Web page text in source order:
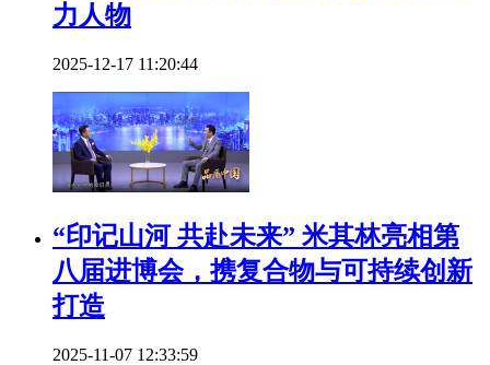
力人物
2025-12-17 11:20:44
“印记山河 共赴未来” 米其林亮相第
八届进博会，携复合物与可持续创新
打造
2025-11-07 12:33:59